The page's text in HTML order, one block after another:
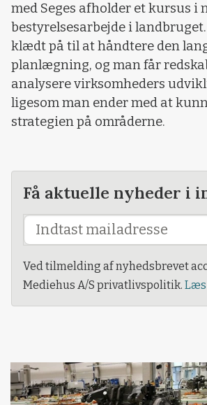
med Seges afholder et kursus i
bestyrelsesarbejde i
klædt på til at håndtere den
planlægning, og man får
analysere virksomheders
ligesom man ender med at
strategien på områderne.
Få aktuelle nyheder i
Ved tilmelding af nyhedsbrevet
Mediehus A/S privatlivspolitik. Læs